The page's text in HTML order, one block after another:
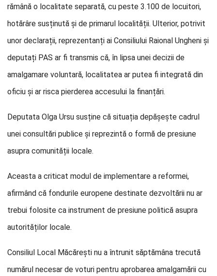
rămână o localitate separată, cu peste 3.100 de locuitori,
hotărâre susținută și de primarul localității. Ulterior, potrivit
unor declarații, reprezentanți ai Consiliului Raional Ungheni și
deputați PAS ar fi transmis că, în lipsa unei decizii de
amalgamare voluntară, localitatea ar putea fi integrată din
oficiu și ar risca pierderea accesului la finanțări.
Deputata Olga Ursu susține că situația depășește cadrul
unei consultări publice și reprezintă o formă de presiune
asupra comunității locale.
Aceasta a criticat modul de implementare a reformei,
afirmând că fondurile europene destinate dezvoltării nu ar
trebui folosite ca instrument de presiune politică asupra
autorităților locale.
Consiliul Local Măcărești nu a întrunit săptămâna trecută
numărul necesar de voturi pentru aprobarea amalgamării cu